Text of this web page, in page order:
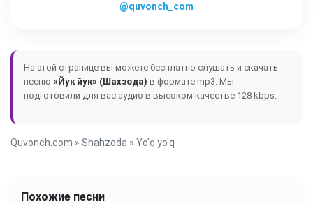
@quvonch_com
На этой странице вы можете бесплатно слушать и скачать
песню «Йук йук» (Шахзода) в формате mp3. Мы
подготовили для вас аудио в высоком качестве 128 kbps.
Quvonch.com » Shahzoda » Yo'q yo'q
Похожие песни